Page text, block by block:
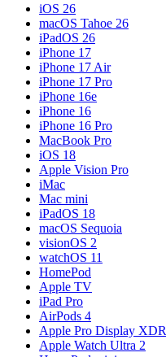
iOS 26
macOS Tahoe 26
iPadOS 26
iPhone 17
iPhone 17 Air
iPhone 17 Pro
iPhone 16e
iPhone 16
iPhone 16 Pro
MacBook Pro
iOS 18
Apple Vision Pro
iMac
Mac mini
iPadOS 18
macOS Sequoia
visionOS 2
watchOS 11
HomePod
Apple TV
iPad Pro
AirPods 4
Apple Pro Display XDR
Apple Watch Ultra 2